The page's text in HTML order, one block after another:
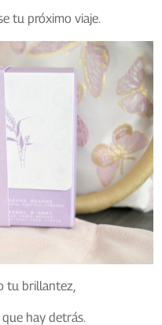
tu próximo viaje.
tu brillantez,
hay detrás.